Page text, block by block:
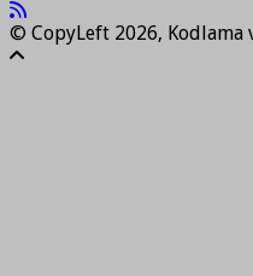
© CopyLeft 2026, Kodlama